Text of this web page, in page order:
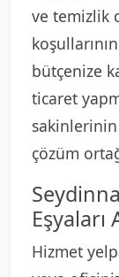
ve temizlik
bütçenize
ticaret
çözüm
Eşyaları
Hizmet